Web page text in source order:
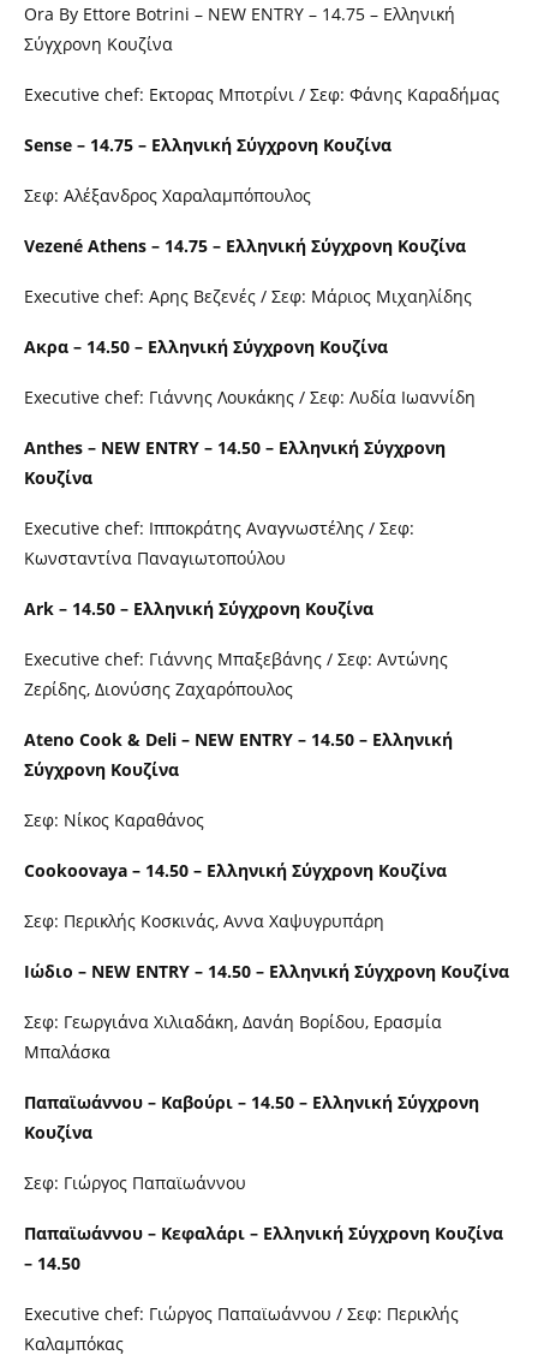
Ora By Ettore Botrini – NEW ENTRY – 14.75 – Ελληνική
Σύγχρονη Κουζίνα
Executive chef: Εκτορας Μποτρίνι / Σεφ: Φάνης Καραδήμας
Sense – 14.75 – Ελληνική Σύγχρονη Κουζίνα
Σεφ: Αλέξανδρος Χαραλαμπόπουλος
Vezené Athens – 14.75 – Ελληνική Σύγχρονη Κουζίνα
Executive chef: Αρης Βεζενές / Σεφ: Μάριος Μιχαηλίδης
Ακρα – 14.50 – Ελληνική Σύγχρονη Κουζίνα
Executive chef: Γιάννης Λουκάκης / Σεφ: Λυδία Ιωαννίδη
Anthes – NEW ENTRY – 14.50 – Ελληνική Σύγχρονη
Κουζίνα
Executive chef: Ιπποκράτης Αναγνωστέλης / Σεφ:
Κωνσταντίνα Παναγιωτοπούλου
Ark – 14.50 – Ελληνική Σύγχρονη Κουζίνα
Executive chef: Γιάννης Μπαξεβάνης / Σεφ: Αντώνης
Ζερίδης, Διονύσης Ζαχαρόπουλος
Ateno Cook & Deli – NEW ENTRY – 14.50 – Ελληνική
Σύγχρονη Κουζίνα
Σεφ: Νίκος Καραθάνος
Cookoovaya – 14.50 – Ελληνική Σύγχρονη Κουζίνα
Σεφ: Περικλής Κοσκινάς, Αννα Χαψυγρυπάρη
Ιώδιο – NEW ENTRY – 14.50 – Ελληνική Σύγχρονη Κουζίνα
Σεφ: Γεωργιάνα Χιλιαδάκη, Δανάη Βορίδου, Ερασμία
Μπαλάσκα
Παπαϊωάννου – Καβούρι – 14.50 – Ελληνική Σύγχρονη
Κουζίνα
Σεφ: Γιώργος Παπαϊωάννου
Παπαϊωάννου – Κεφαλάρι – Ελληνική Σύγχρονη Κουζίνα
– 14.50
Executive chef: Γιώργος Παπαϊωάννου / Σεφ: Περικλής
Καλαμπόκας